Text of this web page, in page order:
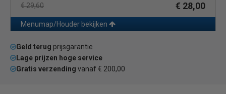
€ 29,60
€ 28,00
Menumap/Houder bekijken
Geld terug prijsgarantie
Lage prijzen hoge service
Gratis verzending vanaf € 200,00